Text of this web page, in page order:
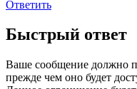
Ответить
Быстрый ответ
Ваше сообщение должно
прежде чем оно будет